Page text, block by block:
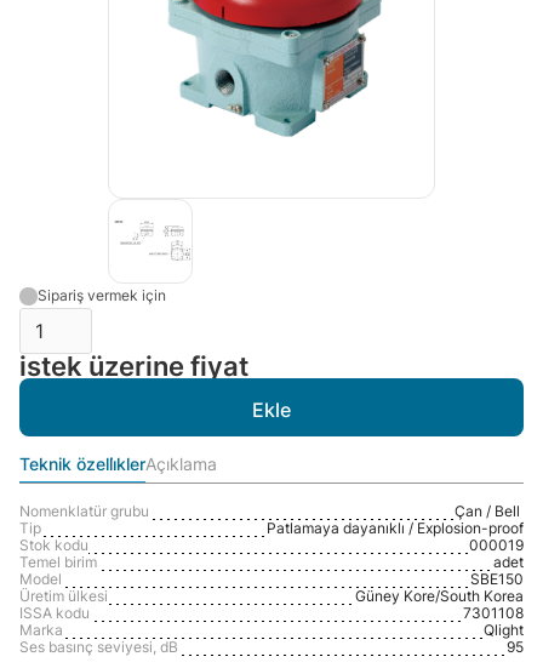
Sipariş vermek için
istek üzerine fiyat
Teknik özelli̇klerAçıklama
Nomenklatür grubu
Çan / Bell
Tip
Patlamaya dayanıklı / Explosion-proof
Stok kodu
000019
Temel birim
adet
Model
SBE150
Üretim ülkesi
Güney Kore/South Korea
ISSA kodu
7301108
Marka
Qlight
Ses basınç seviyesi, dB
95